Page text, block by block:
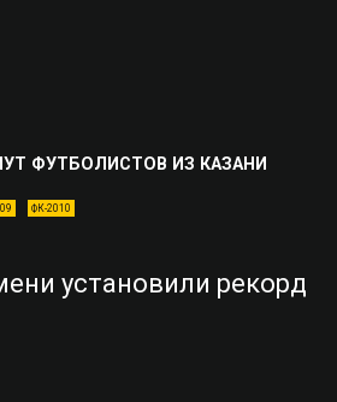
ФУТБОЛИСТОВ ИЗ КАЗАНИ
ФК-2010